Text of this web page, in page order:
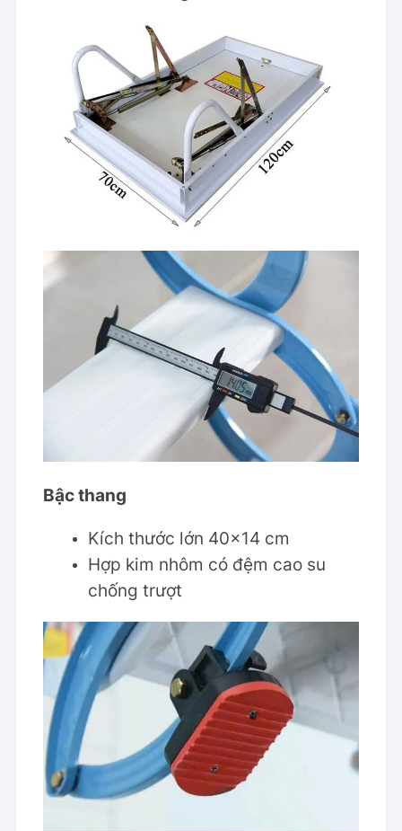
Bậc thang
Kích thước lớn 40×14 cm
Hợp kim nhôm có đệm cao su
chống trượt